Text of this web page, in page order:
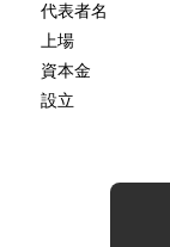
代表者名
上場
資本金
設立